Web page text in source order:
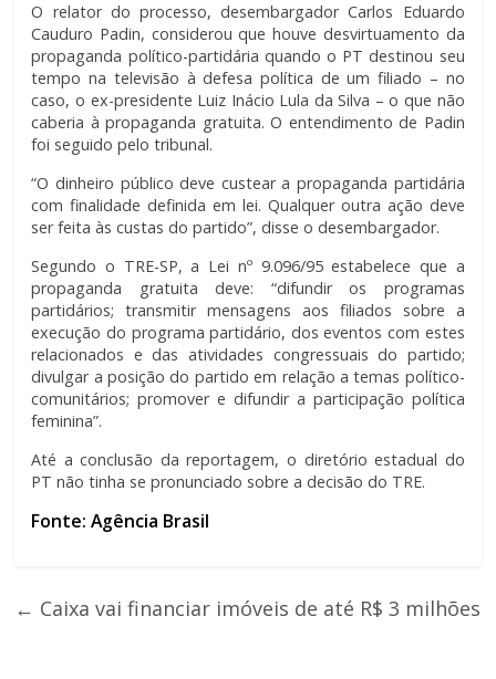
O relator do processo, desembargador Carlos Eduardo
Cauduro Padin, considerou que houve desvirtuamento da
propaganda político-partidária quando o PT destinou seu
tempo na televisão à defesa política de um filiado – no
caso, o ex-presidente Luiz Inácio Lula da Silva – o que não
caberia à propaganda gratuita. O entendimento de Padin
foi seguido pelo tribunal.
“O dinheiro público deve custear a propaganda partidária
com finalidade definida em lei. Qualquer outra ação deve
ser feita às custas do partido”, disse o desembargador.
Segundo o TRE-SP, a Lei nº 9.096/95 estabelece que a
propaganda gratuita deve: “difundir os programas
partidários; transmitir mensagens aos filiados sobre a
execução do programa partidário, dos eventos com estes
relacionados e das atividades congressuais do partido;
divulgar a posição do partido em relação a temas político-
comunitários; promover e difundir a participação política
feminina”.
Até a conclusão da reportagem, o diretório estadual do
PT não tinha se pronunciado sobre a decisão do TRE.
Fonte: Agência Brasil
← Caixa vai financiar imóveis de até R$ 3 milhões